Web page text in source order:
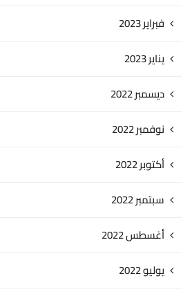
فبراير 2023
يناير 2023
ديسمبر 2022
نوفمبر 2022
أكتوبر 2022
سبتمبر 2022
أغسطس 2022
يوليو 2022